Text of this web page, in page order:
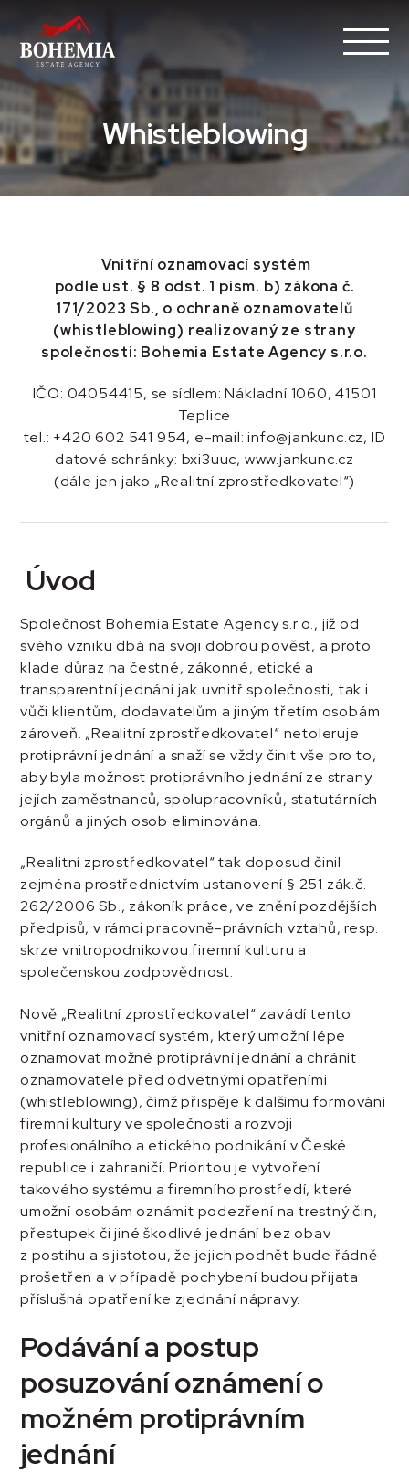
Whistleblowing
Vnitřní oznamovací systém
podle ust. § 8 odst. 1 písm. b) zákona č.
171/2023 Sb., o ochraně oznamovatelů
(whistleblowing) realizovaný ze strany
společnosti: Bohemia Estate Agency s.r.o.
IČO: 04054415, se sídlem: Nákladní 1060, 41501
Teplice
tel.: +420 602 541 954, e-mail: info@jankunc.cz, ID
datové schránky: bxi3uuc, www.jankunc.cz
(dále jen jako „Realitní zprostředkovatel“)
Úvod
Společnost Bohemia Estate Agency s.r.o., již od
svého vzniku dbá na svoji dobrou pověst, a proto
klade důraz na čestné, zákonné, etické a
transparentní jednání jak uvnitř společnosti, tak i
vůči klientům, dodavatelům a jiným třetím osobám
zároveň. „Realitní zprostředkovatel“ netoleruje
protiprávní jednání a snaží se vždy činit vše pro to,
aby byla možnost protiprávního jednání ze strany
jejích zaměstnanců, spolupracovníků, statutárních
orgánů a jiných osob eliminována.
„Realitní zprostředkovatel“ tak doposud činil
zejména prostřednictvím ustanovení § 251 zák.č.
262/2006 Sb., zákoník práce, ve znění pozdějších
předpisů, v rámci pracovně-právních vztahů, resp.
skrze vnitropodnikovou firemní kulturu a
společenskou zodpovědnost.
Nově „Realitní zprostředkovatel“ zavádí tento
vnitřní oznamovací systém, který umožní lépe
oznamovat možné protiprávní jednání a chránit
oznamovatele před odvetnými opatřeními
(whistleblowing), čímž přispěje k dalšímu formování
firemní kultury ve společnosti a rozvoji
profesionálního a etického podnikání v České
republice i zahraničí. Prioritou je vytvoření
takového systému a firemního prostředí, které
umožní osobám oznámit podezření na trestný čin,
přestupek či jiné škodlivé jednání bez obav
z postihu a s jistotou, že jejich podnět bude řádně
prošetřen a v případě pochybení budou přijata
příslušná opatření ke zjednání nápravy.
Podávání a postup
posuzování oznámení o
možném protiprávním
jednání